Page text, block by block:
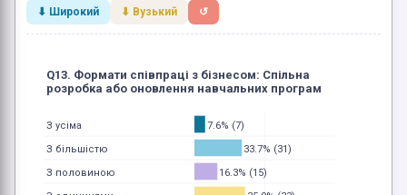
⬇ Широкий ⬇ Вузький ↺
7.6% (7)
33.7% (31)
16.3% (15)
З усіма
З більшістю
З половиною
Q13. Формати співпраці з бізнесом: Спільна
розробка або оновлення навчальних програм